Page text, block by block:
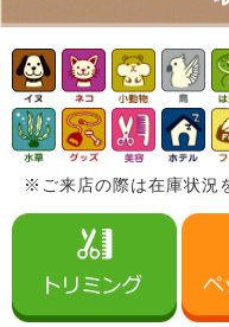
※ご来店の際は在庫状況